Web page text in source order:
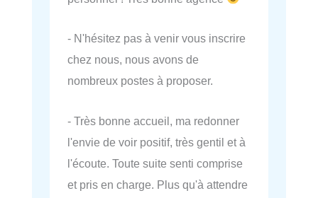
- N'hésitez pas à venir vous inscrire
chez nous, nous avons de
nombreux postes à proposer.
- Très bonne accueil, ma redonner
l'envie de voir positif, très gentil et à
l'écoute. Toute suite senti comprise
et pris en charge. Plus qu'à attendre